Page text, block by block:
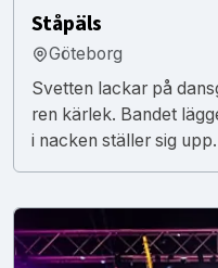
Ståpäls
Göteborg
Svetten lackar på
ren kärlek. Bandet
i nacken ställer sig